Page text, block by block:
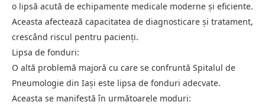
o lipsă acută de echipamente medicale moderne și eficiente.
Aceasta afectează capacitatea de diagnosticare și tratament,
crescând riscul pentru pacienți.
Lipsa de fonduri:
O altă problemă majoră cu care se confruntă Spitalul de
Pneumologie din Iași este lipsa de fonduri adecvate.
Aceasta se manifestă în următoarele moduri: